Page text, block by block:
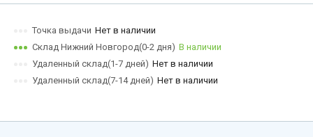
Точка выдачи Нет в наличии
Склад Нижний Новгород(0-2 дня) В наличии
Удаленный склад(1-7 дней) Нет в наличии
Удаленный склад(7-14 дней) Нет в наличии